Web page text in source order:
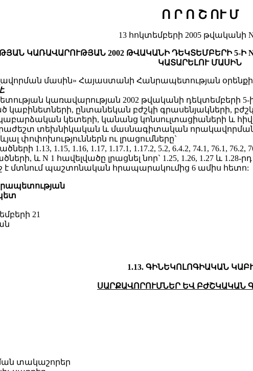
Ո Ր Ո Շ ՈՒ Մ
13 հոկտեմբերի 2005 թվականի N
ԿԱՌԱՎԱՐՈՒԹՅԱՆ 2002 ԹՎԱԿԱՆԻ ԴԵԿՏԵՄԲԵՐԻ 5-Ի
ԿԱՏԱՐԵԼՈՒ ՄԱՍԻՆ
մասին» Հայաստանի Հանրապետության
կառավարության 2002 թվականի դեկտեմբերի
ընտանեկան բժշկի գրասենյակների,
կետերի, կանանց կոնսուլտացիաների և
տեխնիկական և մասնագիտական որակավորման
փոփոխություններն ու լրացումները`
1.13, 1.15, 1.16, 1.17, 1.17.1, 1.17.2, 5.2, 6.4.2, 74.1, 76.1,
և N 1 հավելվածը լրացնել նոր` 1.25, 1.26, 1.27 և
է մտնում պաշտոնական հրապարակումից 6 ամիս հետո:
21
1.13. ԳԻՆԵԿՈԼՈԳԻԱԿԱՆ
ՍԱՐՔԱՎՈՐՈՒՄՆԵՐ ԵՎ ԲԺՇԿԱԿԱՆ
տակաշորեր